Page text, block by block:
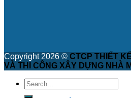
Copyright 2026 © CTCP THIẾT
VÀ THI CÔNG XÂY DỰNG NHÀ